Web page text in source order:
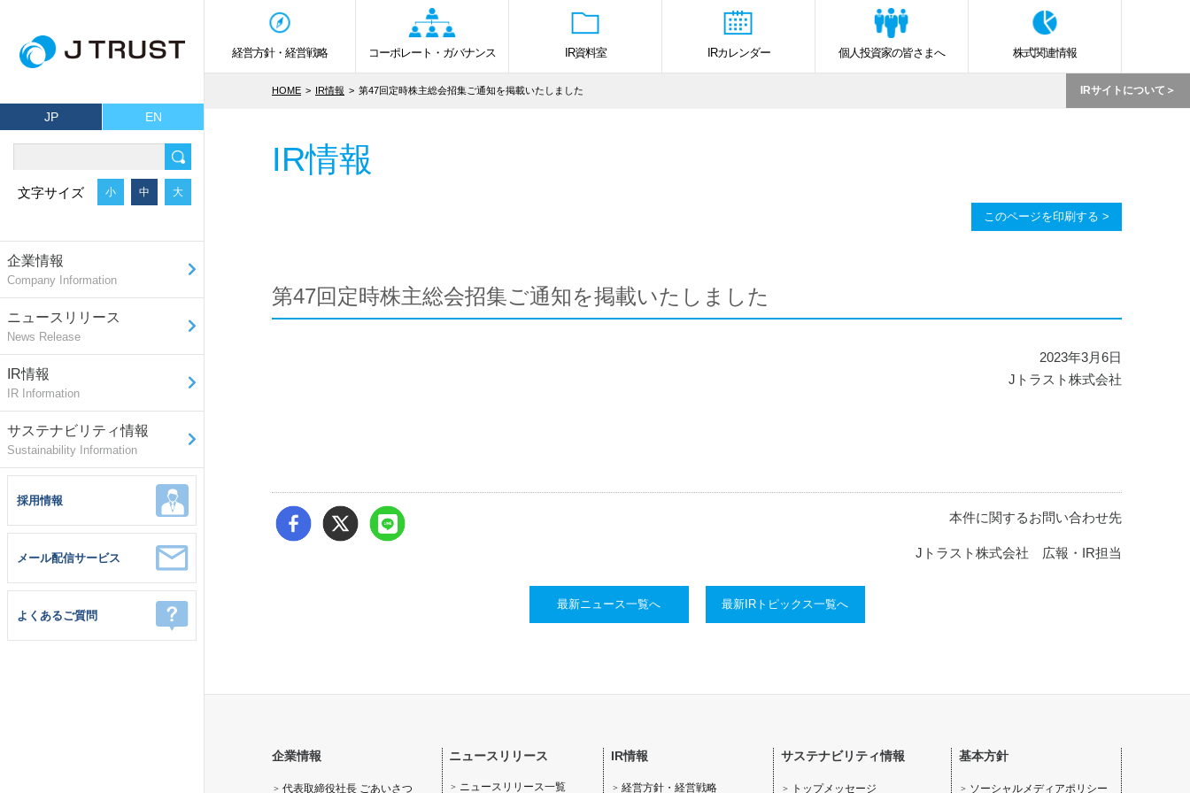
JP EN
文字サイズ 小 中 大
企業情報
Company Information
ニュースリリース
News Release
IR情報
IR Information
サステナビリティ情報
Sustainability Information
採用情報
メール配信サービス
よくあるご質問
経営方針・経営戦略 コーポレート・ガバナンス IR資料室 IRカレンダー 個人投資家の皆さまへ 株式関連情報
HOME IR情報 第47回定時株主総会招集ご通知を掲載いたしました IRサイトについて
IR情報
このページを印刷する >
第47回定時株主総会招集ご通知を掲載いたしました
2023年3月6日
Jトラスト株式会社
本件に関するお問い合わせ先
Jトラスト株式会社 広報・IR担当
最新ニュース一覧へ 最新IRトピックス一覧へ
企業情報
代表取締役社長 ごあいさつ
ニュースリリース
ニュースリリース一覧
IR情報
経営方針・経営戦略
サステナビリティ情報
トップメッセージ
基本方針
ソーシャルメディアポリシー